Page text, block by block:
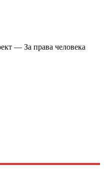
— За права человека